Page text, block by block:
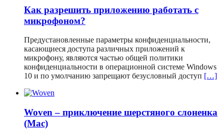
Как разрешить приложению работать с
микрофоном?
Предустановленные параметры конфиденциальности,
касающиеся доступа различных приложений к
микрофону, являются частью общей политики
конфиденциальности в операционной системе Windows
10 и по умолчанию запрещают безусловный доступ […]
Woven – приключение шерстяного слоненка
(Mac)